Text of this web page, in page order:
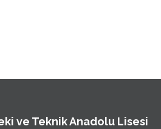
ve Teknik Anadolu Lisesi